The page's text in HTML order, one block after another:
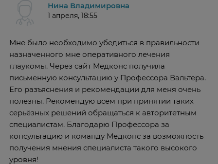
Нина Владимировна
1 апреля, 18:55
Мне было необходимо убедиться в правильности
назначенного мне оперативного лечения
глаукомы. Через сайт Медконс получила
письменную консультацию у Профессора Вальтера.
Его разъяснения и рекомендации для меня очень
полезны. Рекомендую всем при принятии таких
серьёзных решений обращаться к авторитетным
специалистам. Благодарю Профессора за
консультацию и команду Медконс за возможность
получения мнения специалиста такого высокого
уровня!